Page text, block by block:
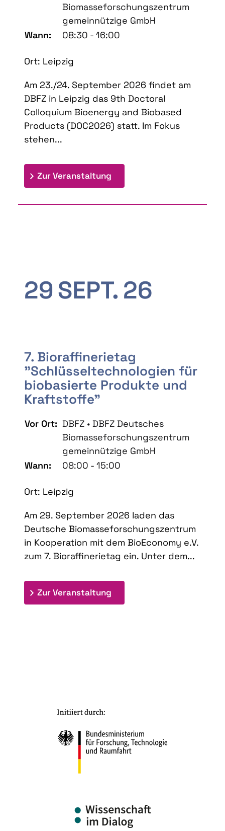
Biomasseforschungszentrum
gemeinnützige GmbH
Wann:
08:30 - 16:00
Ort: Leipzig
Am 23./24. September 2026 findet am
DBFZ in Leipzig das 9th Doctoral
Colloquium Bioenergy and Biobased
Products (DOC2026) statt. Im Fokus
stehen...
Zur Veranstaltung
29SEPT. 26
7. Bioraffinerietag
"Schlüsseltechnologien für
biobasierte Produkte und
Kraftstoffe"
Vor Ort: DBFZ • DBFZ Deutsches
Biomasseforschungszentrum
gemeinnützige GmbH
Wann:
08:00 - 15:00
Ort: Leipzig
Am 29. September 2026 laden das
Deutsche Biomasseforschungszentrum
in Kooperation mit dem BioEconomy e.V.
zum 7. Bioraffinerietag ein. Unter dem...
Zur Veranstaltung